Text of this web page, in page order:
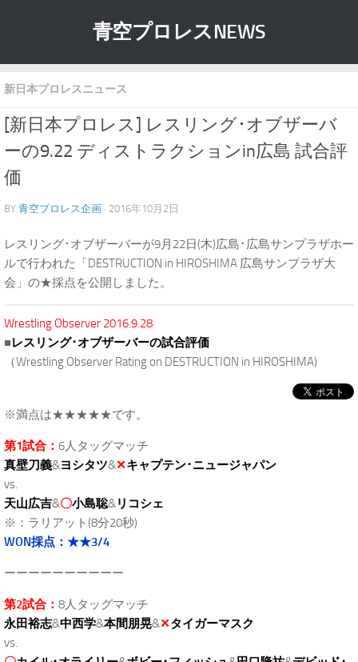
青空プロレスNEWS
新日本プロレスニュース
[新日本プロレス] レスリング･オブザーバ
ーの9.22 ディストラクションin広島 試合評
価
BY 青空プロレス企画 · 2016年10月2日
レスリング･オブザーバーが9月22日(木)広島･広島サンプラザホー
ルで行われた「DESTRUCTION in HIROSHIMA 広島サンプラザ大
会」の★採点を公開しました。
Wrestling Observer 2016.9.28
■レスリング･オブザーバーの試合評価
（Wrestling Observer Rating on DESTRUCTION in HIROSHIMA)
※満点は★★★★★です。
第1試合： 6人タッグマッチ
真壁刀義&ヨシタツ&✕キャプテン･ニュージャパン
vs.
天山広吉&〇小島聡&リコシェ
※：ラリアット(8分20秒)
WON採点：★★3/4
ーーーーーーーーーー
第2試合： 8人タッグマッチ
永田裕志&中西学&本間朋晃&✕タイガーマスク
vs.